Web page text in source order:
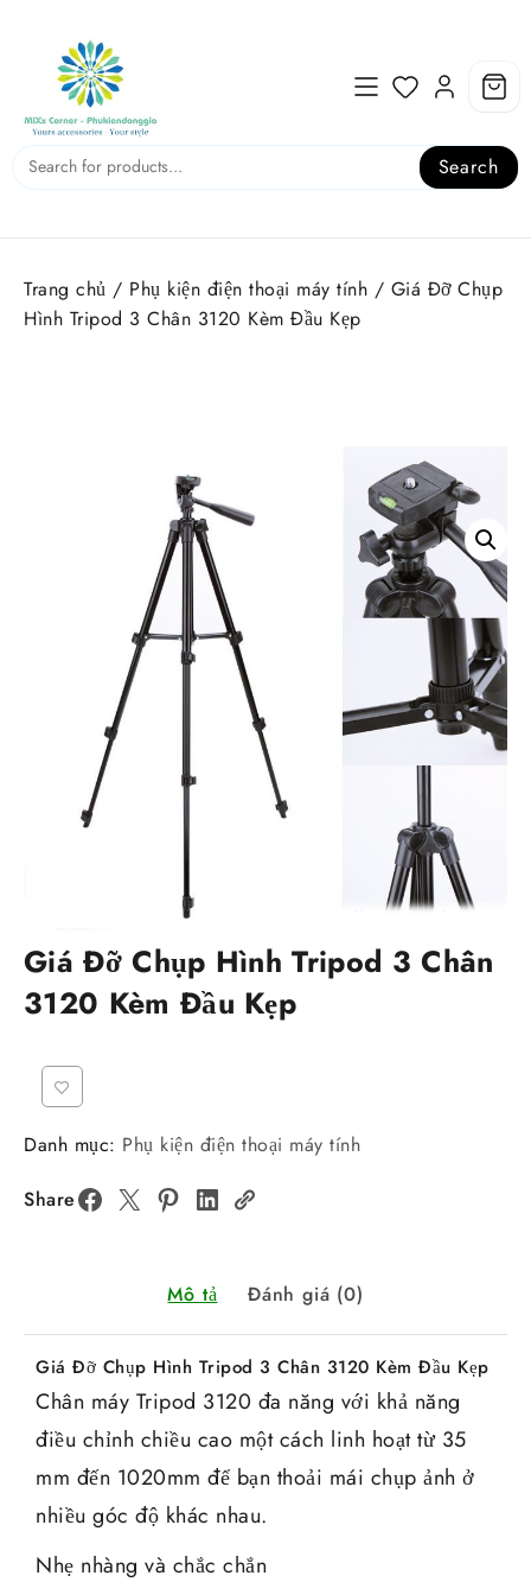
content
Search
Trang chủ / Phụ kiện điện thoại máy tính / Giá Đỡ Chụp
Hình Tripod 3 Chân 3120 Kèm Đầu Kẹp
Giá Đỡ Chụp Hình Tripod 3 Chân
3120 Kèm Đầu Kẹp
Danh mục: Phụ kiện điện thoại máy tính
Share
Mô tả Đánh giá (0)
Giá Đỡ Chụp Hình Tripod 3 Chân 3120 Kèm Đầu Kẹp
Chân máy Tripod 3120 đa năng với khả năng
điều chỉnh chiều cao một cách linh hoạt từ 35
mm đến 1020mm để bạn thoải mái chụp ảnh ở
nhiều góc độ khác nhau.
Nhẹ nhàng và chắc chắn